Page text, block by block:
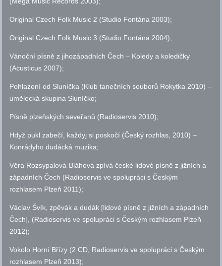
Original Czech Folk Music 2 (Studio Fontána 2003);
Original Czech Folk Music 3 (Studio Fontána 2004);
Vánoční písně z jihozápadních Čech – Koledy a koledičky
(Acusticus 2007);
Pohlazení od Sluníčka (Klub tanečních souborů Rokytka 2010) –
umělecká skupina Sluníčko;
Písně plzeňských seveřanů (Radioservis 2010);
Hdyž pukl zabečí, každyj si poskočí (Český rozhlas, 2010) –
Konrádyho dudácká muzika;
Věra Rozsypalová-Bláhová zpívá české lidové písně z jižních a
západních Čech (Radioservis ve spolupráci s Českým
rozhlasem Plzeň 2011);
Václav Švík, zpěvák a dudák [lidové písně z jižních a západních
Čech], (Radioservis ve spolupráci s Českým rozhlasem Plzeň
2012);
Vokolo Horní Břízy (2 CD, Radioservis ve spolupráci s Českým
rozhlasem Plzeň 2013);